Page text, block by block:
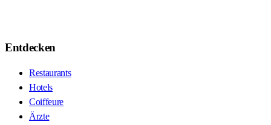
Entdecken
Restaurants
Hotels
Coiffeure
Ärzte